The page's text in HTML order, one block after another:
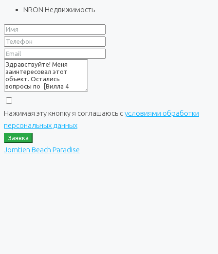
NRON Недвижимость
Нажимая эту кнопку я соглашаюсь сусловиями обработки
персональных данных
Заявка
Jomtien Beach Paradise